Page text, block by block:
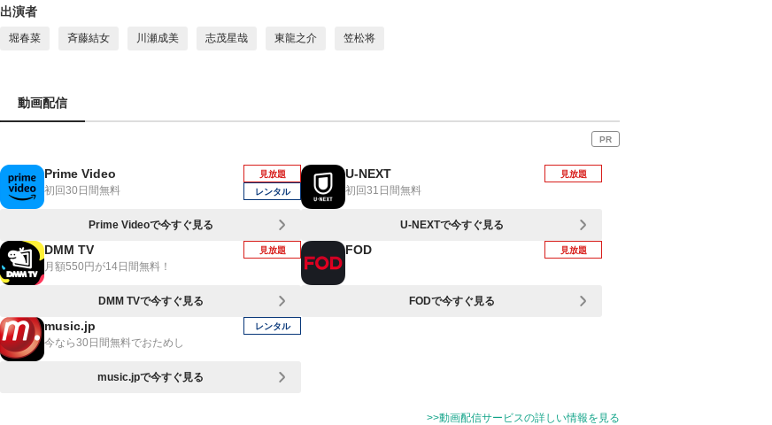
出演者
堀春菜 斉藤結女 川瀬成美 志茂星哉 東龍之介 笠松将
動画配信
PR
Prime Video
初回30日間無料
見放題
レンタル
Prime Videoで今すぐ見る
U-NEXT
初回31日間無料
見放題
U-NEXTで今すぐ見る
DMM TV
月額550円が14日間無料！
見放題
DMM TVで今すぐ見る
FOD 見放題
FODで今すぐ見る
music.jp
今なら30日間無料でおためし
レンタル
music.jpで今すぐ見る
>>動画配信サービスの詳しい情報を見る